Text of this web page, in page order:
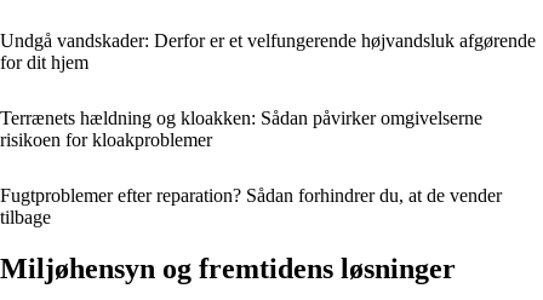
Undgå vandskader: Derfor er et velfungerende højvandsluk afgørende
for dit hjem
Terrænets hældning og kloakken: Sådan påvirker omgivelserne
risikoen for kloakproblemer
Fugtproblemer efter reparation? Sådan forhindrer du, at de vender
tilbage
Miljøhensyn og fremtidens løsninger